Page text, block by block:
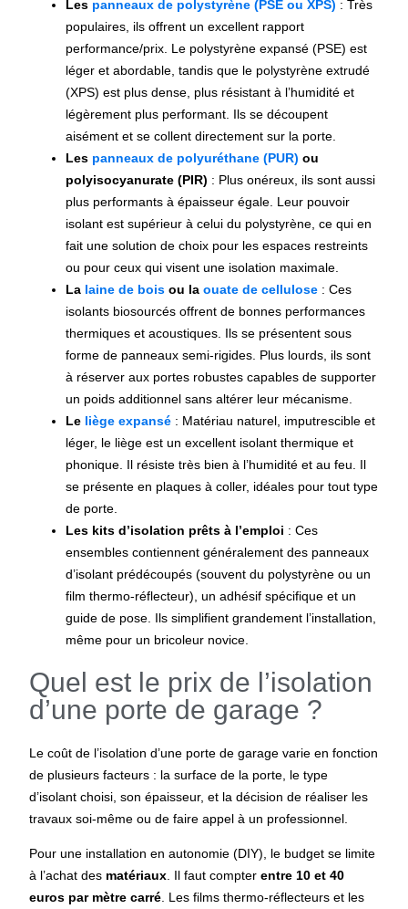
Les panneaux de polystyrène (PSE ou XPS) : Très
populaires, ils offrent un excellent rapport
performance/prix. Le polystyrène expansé (PSE) est
léger et abordable, tandis que le polystyrène extrudé
(XPS) est plus dense, plus résistant à l’humidité et
légèrement plus performant. Ils se découpent
aisément et se collent directement sur la porte.
Les panneaux de polyuréthane (PUR) ou
polyisocyanurate (PIR) : Plus onéreux, ils sont aussi
plus performants à épaisseur égale. Leur pouvoir
isolant est supérieur à celui du polystyrène, ce qui en
fait une solution de choix pour les espaces restreints
ou pour ceux qui visent une isolation maximale.
La laine de bois ou laouate de cellulose : Ces
isolants biosourcés offrent de bonnes performances
thermiques et acoustiques. Ils se présentent sous
forme de panneaux semi-rigides. Plus lourds, ils sont
à réserver aux portes robustes capables de supporter
un poids additionnel sans altérer leur mécanisme.
Le liège expansé : Matériau naturel, imputrescible et
léger, le liège est un excellent isolant thermique et
phonique. Il résiste très bien à l’humidité et au feu. Il
se présente en plaques à coller, idéales pour tout type
de porte.
Les kits d’isolation prêts à l’emploi : Ces
ensembles contiennent généralement des panneaux
d’isolant prédécoupés (souvent du polystyrène ou un
film thermo-réflecteur), un adhésif spécifique et un
guide de pose. Ils simplifient grandement l’installation,
même pour un bricoleur novice.
Quel est le prix de l’isolation
d’une porte de garage ?
Le coût de l’isolation d’une porte de garage varie en fonction
de plusieurs facteurs : la surface de la porte, le type
d’isolant choisi, son épaisseur, et la décision de réaliser les
travaux soi-même ou de faire appel à un professionnel.
Pour une installation en autonomie (DIY), le budget se limite
à l’achat des matériaux. Il faut compterentre 10 et 40
euros par mètre carré. Les films thermo-réflecteurs et les